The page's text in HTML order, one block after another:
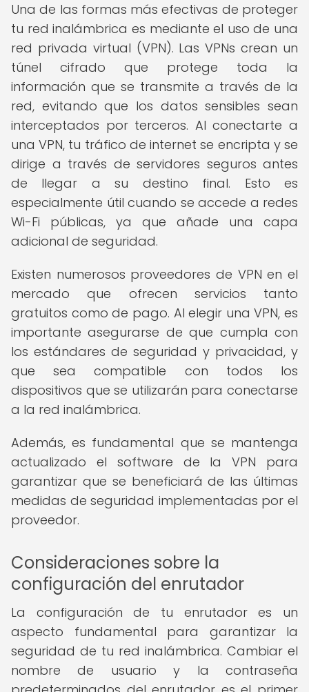
Una de las formas más efectivas de proteger
tu red inalámbrica es mediante el uso de una
red privada virtual (VPN). Las VPNs crean un
túnel cifrado que protege toda la
información que se transmite a través de la
red, evitando que los datos sensibles sean
interceptados por terceros. Al conectarte a
una VPN, tu tráfico de internet se encripta y se
dirige a través de servidores seguros antes
de llegar a su destino final. Esto es
especialmente útil cuando se accede a redes
Wi-Fi públicas, ya que añade una capa
adicional de seguridad.
Existen numerosos proveedores de VPN en el
mercado que ofrecen servicios tanto
gratuitos como de pago. Al elegir una VPN, es
importante asegurarse de que cumpla con
los estándares de seguridad y privacidad, y
que sea compatible con todos los
dispositivos que se utilizarán para conectarse
a la red inalámbrica.
Además, es fundamental que se mantenga
actualizado el software de la VPN para
garantizar que se beneficiará de las últimas
medidas de seguridad implementadas por el
proveedor.
Consideraciones sobre la
configuración del enrutador
La configuración de tu enrutador es un
aspecto fundamental para garantizar la
seguridad de tu red inalámbrica. Cambiar el
nombre de usuario y la contraseña